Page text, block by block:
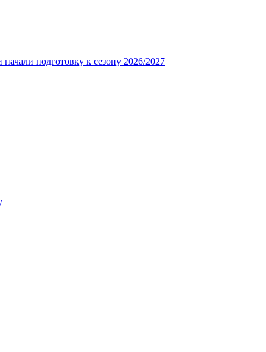
подготовку к сезону 2026/2027